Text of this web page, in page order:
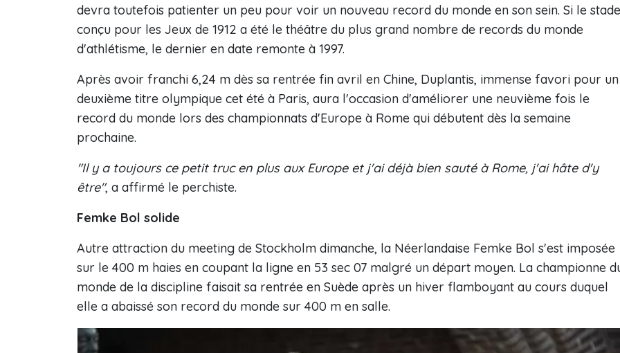
devra toutefois patienter un peu pour voir un nouveau record du monde en son sein. Si le stade
conçu pour les Jeux de 1912 a été le théâtre du plus grand nombre de records du monde
d'athlétisme, le dernier en date remonte à 1997.
Après avoir franchi 6,24 m dès sa rentrée fin avril en Chine, Duplantis, immense favori pour un
deuxième titre olympique cet été à Paris, aura l'occasion d'améliorer une neuvième fois le
record du monde lors des championnats d'Europe à Rome qui débutent dès la semaine
prochaine.
"Il y a toujours ce petit truc en plus aux Europe et j'ai déjà bien sauté à Rome, j'ai hâte d'y
être", a affirmé le perchiste.
Femke Bol solide
Autre attraction du meeting de Stockholm dimanche, la Néerlandaise Femke Bol s'est imposée
sur le 400 m haies en coupant la ligne en 53 sec 07 malgré un départ moyen. La championne
monde de la discipline faisait sa rentrée en Suède après un hiver flamboyant au cours duquel
elle a abaissé son record du monde sur 400 m en salle.